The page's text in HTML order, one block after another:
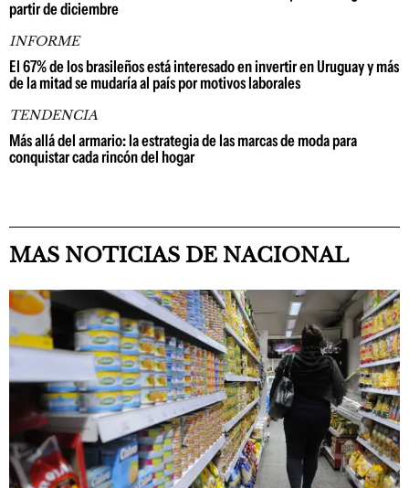
partir de diciembre
INFORME
El 67% de los brasileños está interesado en invertir en Uruguay y más
de la mitad se mudaría al país por motivos laborales
TENDENCIA
Más allá del armario: la estrategia de las marcas de moda para
conquistar cada rincón del hogar
MAS NOTICIAS DE NACIONAL